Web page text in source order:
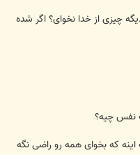
چیزی از خدا نخوای؟ اگر شده
اینه که بخوای همه رو راضی نگه